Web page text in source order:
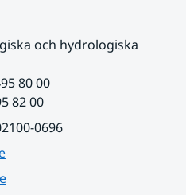
och hydrologiska
80 00
82 00
0696